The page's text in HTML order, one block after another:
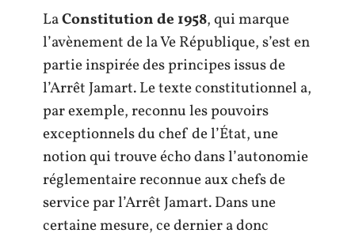
LaConstitution de 1958, qui marque
l’avènement de la Ve République, s’est en
partie inspirée des principes issus de
l’Arrêt Jamart. Le texte constitutionnel a,
par exemple, reconnu les pouvoirs
exceptionnels du chef de l’État, une
notion qui trouve écho dans l’autonomie
réglementaire reconnue aux chefs de
service par l’Arrêt Jamart. Dans une
certaine mesure, ce dernier a donc